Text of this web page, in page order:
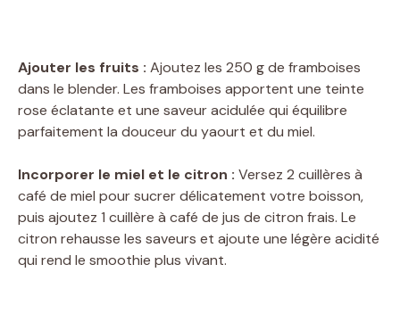
Ajouter les fruits : Ajoutez les 250 g de framboises
dans le blender. Les framboises apportent une teinte
rose éclatante et une saveur acidulée qui équilibre
parfaitement la douceur du yaourt et du miel.
Incorporer le miel et le citron : Versez 2 cuillères à
café de miel pour sucrer délicatement votre boisson,
puis ajoutez 1 cuillère à café de jus de citron frais. Le
citron rehausse les saveurs et ajoute une légère acidité
qui rend le smoothie plus vivant.